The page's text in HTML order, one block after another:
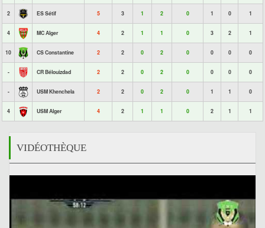
2 ES Sétif 5 3 1 2 0 1 0 1
4 MC Alger 4 2 1 1 0 3 2 1
10 CS Constantine 2 2 0 2 0 0 0 0
- CR Bélouizdad 2 2 0 2 0 0 0 0
- USM Khenchela 2 2 0 2 0 1 1 0
4 USM Alger 4 2 1 1 0 2 1 1
VIDÉOTHÈQUE